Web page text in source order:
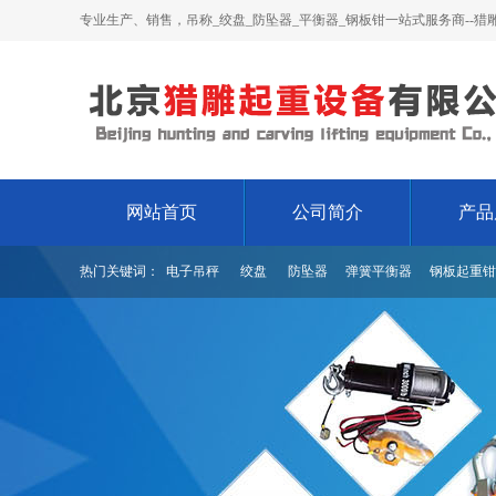
专业生产、销售，吊称_绞盘_防坠器_平衡器_钢板钳一站式服务商--猎
网站首页 公司简介 产
热门关键词： 电子吊秤 绞盘 防坠器 弹簧平衡器 钢板起重钳